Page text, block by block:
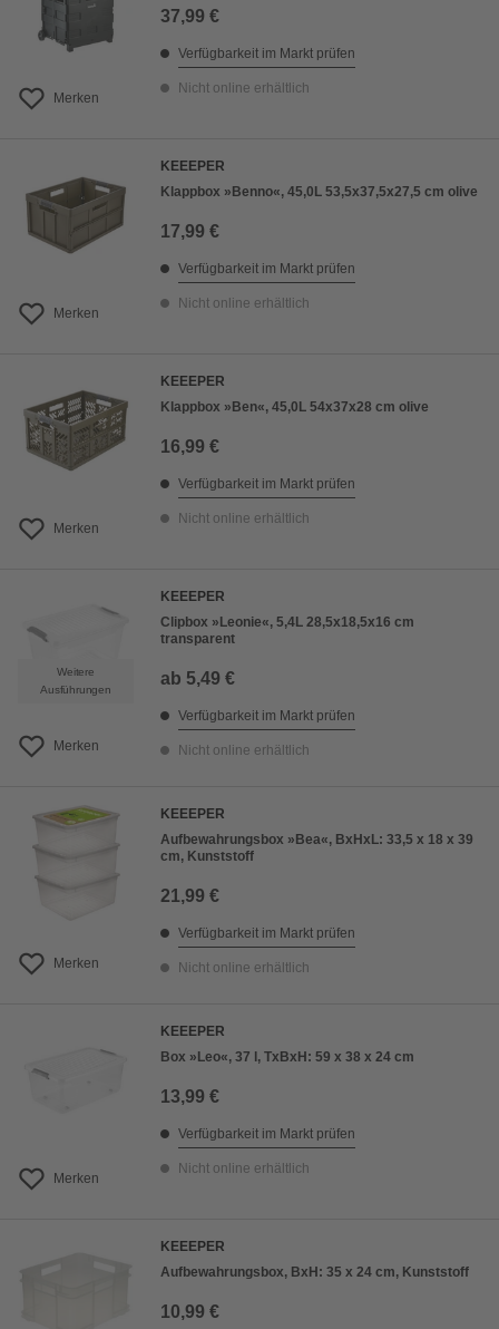
Merken
37,99 €
Verfügbarkeit im Markt prüfen
Nicht online erhältlich
Merken
KEEEPER
Klappbox »Benno«, 45,0L 53,5x37,5x27,5 cm olive
17,99 €
Verfügbarkeit im Markt prüfen
Nicht online erhältlich
Merken
KEEEPER
Klappbox »Ben«, 45,0L 54x37x28 cm olive
16,99 €
Verfügbarkeit im Markt prüfen
Nicht online erhältlich
Weitere
Ausführungen
Merken
KEEEPER
Clipbox »Leonie«, 5,4L 28,5x18,5x16 cm
transparent
ab 5,49 €
Verfügbarkeit im Markt prüfen
Nicht online erhältlich
Merken
KEEEPER
Aufbewahrungsbox »Bea«, BxHxL: 33,5 x 18 x 39
cm, Kunststoff
21,99 €
Verfügbarkeit im Markt prüfen
Nicht online erhältlich
Merken
KEEEPER
Box »Leo«, 37 l, TxBxH: 59 x 38 x 24 cm
13,99 €
Verfügbarkeit im Markt prüfen
Nicht online erhältlich
KEEEPER
Aufbewahrungsbox, BxH: 35 x 24 cm, Kunststoff
10,99 €